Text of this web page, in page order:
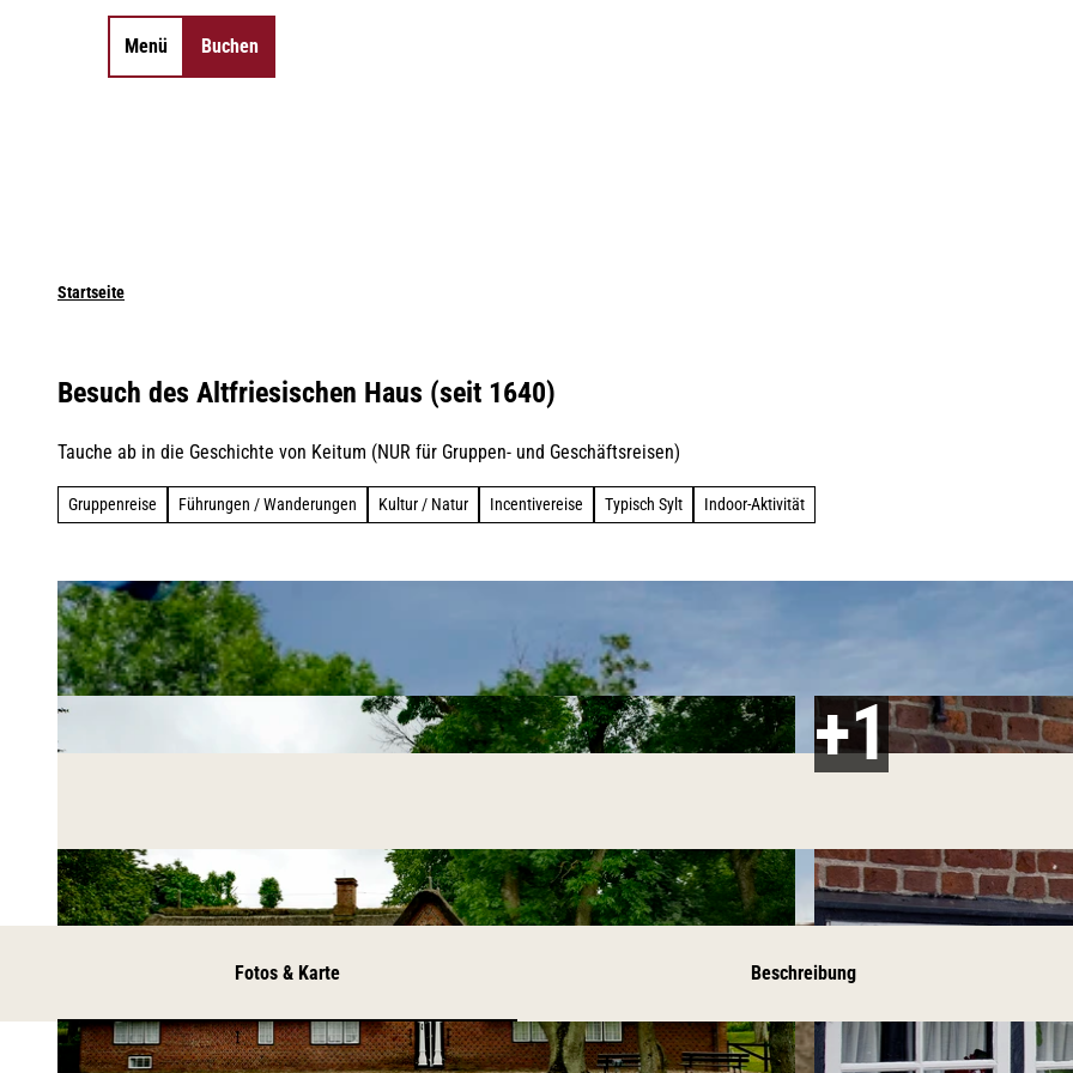
Menü Buchen
Startseite
Besuch des Altfriesischen Haus (seit 1640)
Tauche ab in die Geschichte von Keitum (NUR für Gruppen- und Geschäftsreisen)
Gruppenreise Führungen / Wanderungen Kultur / Natur Incentivereise Typisch Sylt Indoor-Aktivität
Fotos & Karte Beschreibung